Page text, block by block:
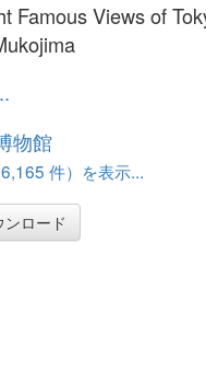
Famous Views of
物館
件）を表示...
ロード